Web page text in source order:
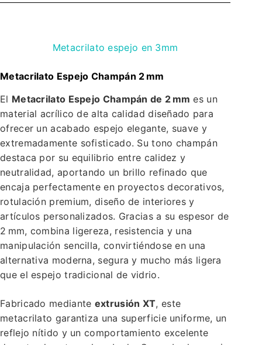
Metacrilato espejo en 3mm
Metacrilato Espejo Champán 2 mm
El Metacrilato Espejo Champán de 2 mm es un
material acrílico de alta calidad diseñado para
ofrecer un acabado espejo elegante, suave y
extremadamente sofisticado. Su tono champán
destaca por su equilibrio entre calidez y
neutralidad, aportando un brillo refinado que
encaja perfectamente en proyectos decorativos,
rotulación premium, diseño de interiores y
artículos personalizados. Gracias a su espesor de
2 mm, combina ligereza, resistencia y una
manipulación sencilla, convirtiéndose en una
alternativa moderna, segura y mucho más ligera
que el espejo tradicional de vidrio.
Fabricado mediante extrusión XT, este
metacrilato garantiza una superficie uniforme, un
reflejo nítido y un comportamiento excelente